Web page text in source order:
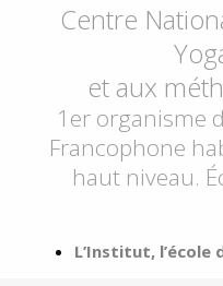
Centre
et aux
1er organisme
Francophone
haut niveau.
L’Institut, l’école